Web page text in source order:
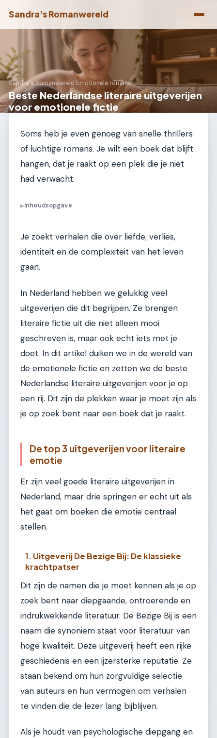
Sandra's Romanwereld
Sandra's Romanwereld›Emotionele romans
Beste Nederlandse literaire uitgeverijen
voor emotionele fictie
Soms heb je even genoeg van snelle thrillers
of luchtige romans. Je wilt een boek dat blijft
hangen, dat je raakt op een plek die je niet
had verwacht.
▶Inhoudsopgave
Je zoekt verhalen die over liefde, verlies,
identiteit en de complexiteit van het leven
gaan.
In Nederland hebben we gelukkig veel
uitgeverijen die dit begrijpen. Ze brengen
literaire fictie uit die niet alleen mooi
geschreven is, maar ook echt iets met je
doet. In dit artikel duiken we in de wereld van
de emotionele fictie en zetten we de beste
Nederlandse literaire uitgeverijen voor je op
een rij. Dit zijn de plekken waar je moet zijn als
je op zoek bent naar een boek dat je raakt.
De top 3 uitgeverijen voor literaire
emotie
Er zijn veel goede literaire uitgeverijen in
Nederland, maar drie springen er echt uit als
het gaat om boeken die emotie centraal
stellen.
1. Uitgeverij De Bezige Bij: De klassieke
krachtpatser
Dit zijn de namen die je moet kennen als je op
zoek bent naar diepgaande, ontroerende en
indrukwekkende literatuur. De Bezige Bij is een
naam die synoniem staat voor literatuur van
hoge kwaliteit. Deze uitgeverij heeft een rijke
geschiedenis en een ijzersterke reputatie. Ze
staan bekend om hun zorgvuldige selectie
van auteurs en hun vermogen om verhalen
te vinden die de lezer lang bijblijven.
Als je houdt van psychologische diepgang en